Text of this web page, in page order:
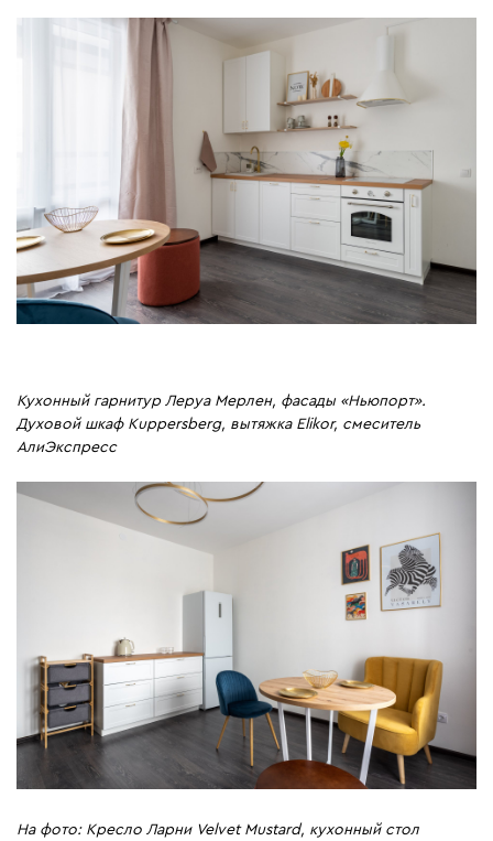
Кухонный гарнитур Леруа Мерлен, фасады «Ньюпорт».
Духовой шкаф Kuppersberg, вытяжка Elikor, смеситель
АлиЭкспресс
На фото: Кресло Ларни Velvet Mustard, кухонный стол